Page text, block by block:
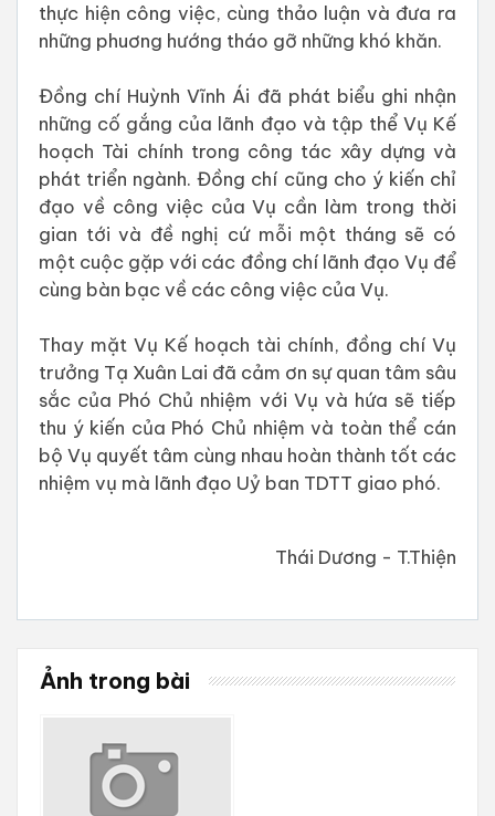
thực hiện công việc, cùng thảo luận và đưa ra
những phuơng hướng tháo gỡ những khó khăn.
Đồng chí Huỳnh Vĩnh Ái đã phát biểu ghi nhận
những cố gắng của lãnh đạo và tập thể Vụ Kế
hoạch Tài chính trong công tác xây dựng và
phát triển ngành. Đồng chí cũng cho ý kiến chỉ
đạo về công việc của Vụ cần làm trong thời
gian tới và đề nghị cứ mỗi một tháng sẽ có
một cuộc gặp với các đồng chí lãnh đạo Vụ để
cùng bàn bạc về các công việc của Vụ.
Thay mặt Vụ Kế hoạch tài chính, đồng chí Vụ
trưởng Tạ Xuân Lai đã cảm ơn sự quan tâm sâu
sắc của Phó Chủ nhiệm với Vụ và hứa sẽ tiếp
thu ý kiến của Phó Chủ nhiệm và toàn thể cán
bộ Vụ quyết tâm cùng nhau hoàn thành tốt các
nhiệm vụ mà lãnh đạo Uỷ ban TDTT giao phó.
Thái Dương - T.Thiện
Ảnh trong bài